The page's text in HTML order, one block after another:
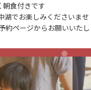
朝食付きです
湖でお楽しみくださいませ
約ページからお願いいた